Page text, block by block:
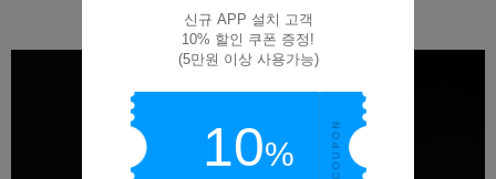
(D02)ACR-FRAME 50X50
신규 APP 설치 고객
10% 할인 쿠폰 증정!
(5만원 이상 사용가능)
10%